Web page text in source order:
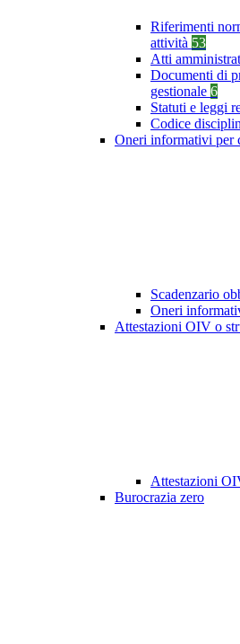
Riferimenti
attività 53
Atti
Documenti di
gestionale 6
Statuti e leggi
Codice
Oneri informativi per
Scadenzario
Oneri
Attestazioni OIV o
Attestazioni
Burocrazia zero